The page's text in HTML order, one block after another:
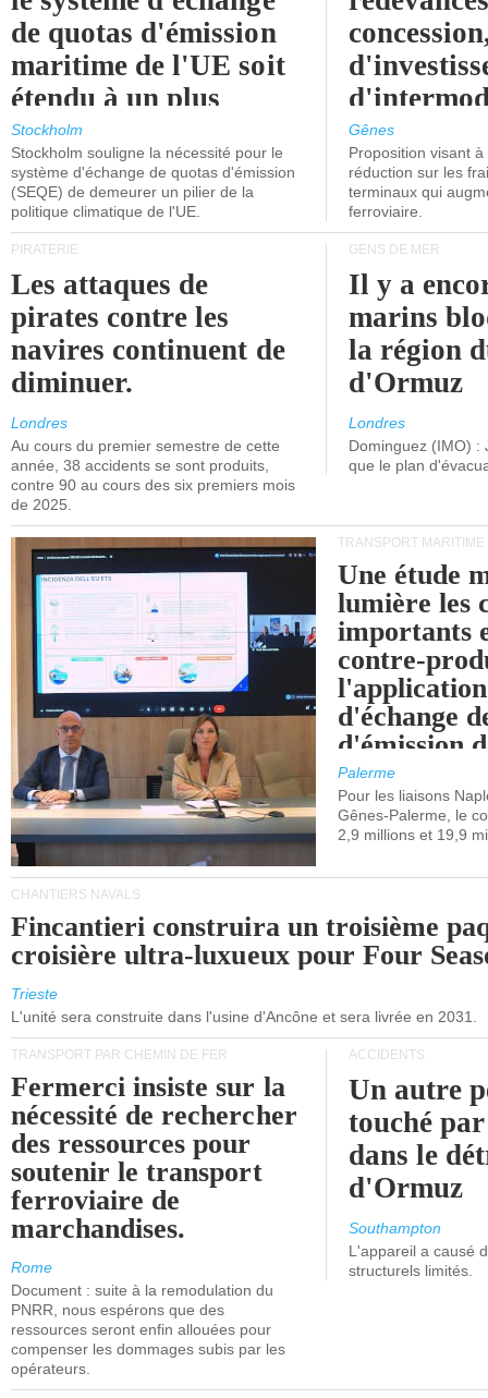
de quotas d'émission
maritime de l'UE soit
étendu à un plus
grand nombre de
navires.
Stockholm
Stockholm souligne la nécessité pour le
système d'échange de quotas d'émission
(SEQE) de demeurer un pilier de la
politique climatique de l'UE.
l'attention
politiciens.
Gênes
Proposition visant
réduction sur les
terminaux qui
ferroviaire.
PIRATERIE
Les attaques de
pirates contre les
navires continuent de
diminuer.
Londres
Au cours du premier semestre de cette
année, 38 accidents se sont produits,
contre 90 au cours des six premiers mois
de 2025.
GENS DE MER
Il y a
marins
la région
d'Ormuz
Londres
Dominguez (IMO) :
que le plan
TRANSPORT MARITIME
Une étude
lumière les
importants
contre-
d'échange
d'émission
(SEQE-UE)
maritimes
occidentale.
Palerme
Pour les liaisons
Gênes-Palerme, le
2,9 millions et 19,9
CHANTIERS NAVALS
Fincantieri construira un troisième
croisière ultra-luxueux pour Four
Trieste
L'unité sera construite dans l'usine d'Ancône et sera livrée en 2031.
TRANSPORT PAR CHEMIN DE FER
Fermerci insiste sur la
nécessité de rechercher
des ressources pour
soutenir le transport
ferroviaire de
marchandises.
Rome
Document : suite à la remodulation du
PNRR, nous espérons que des
ressources seront enfin allouées pour
compenser les dommages subis par les
opérateurs.
ACCIDENTS
Un autre
touché
dans le
d'Ormuz
Southampton
L'appareil a causé
structurels limités.